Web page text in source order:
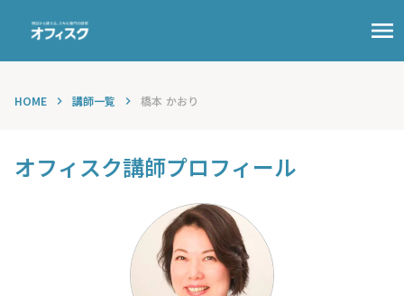
HOME keyboard_arrow_right 講師一覧 keyboard_arrow_right 橋本 かおり
オフィスク講師プロフィール
menu